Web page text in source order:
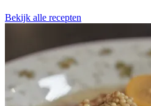
Bekijk alle recepten